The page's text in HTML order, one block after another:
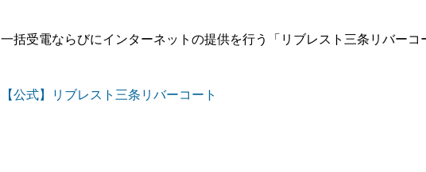
一括受電ならびにインターネットの提供を行う「リブレスト三条リバー
【公式】リブレスト三条リバーコート